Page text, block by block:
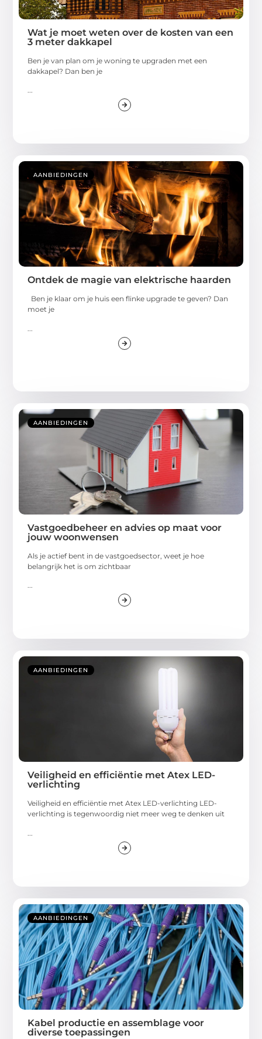
Wat je moet weten over de kosten van een
3 meter dakkapel
Ben je van plan om je woning te upgraden met een
dakkapel? Dan ben je
...
AANBIEDINGEN
Ontdek de magie van elektrische haarden
Ben je klaar om je huis een flinke upgrade te geven? Dan
moet je
AANBIEDINGEN
Vastgoedbeheer en advies op maat voor
jouw woonwensen
Als je actief bent in de vastgoedsector, weet je hoe
belangrijk het is om zichtbaar
...
AANBIEDINGEN
Veiligheid en efficiëntie met Atex LED-
verlichting
Veiligheid en efficiëntie met Atex LED-verlichting LED-
verlichting is tegenwoordig niet meer weg te denken uit
AANBIEDINGEN
Kabel productie en assemblage voor
diverse toepassingen